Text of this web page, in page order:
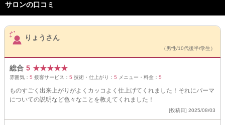
サロンの口コミ
サロンPick Up
りょうさん
（男性/10代後半/学生）
総合 5 ★★★★★
雰囲気： 5 接客サービス： 5 技術・仕上がり： 5 メニュー・料金： 5
ものすごく出来上がりがよくカッコよく仕上げてくれました！それにパーマ
についての説明など色々なことを教えてくれました！
[投稿日] 2025/08/03